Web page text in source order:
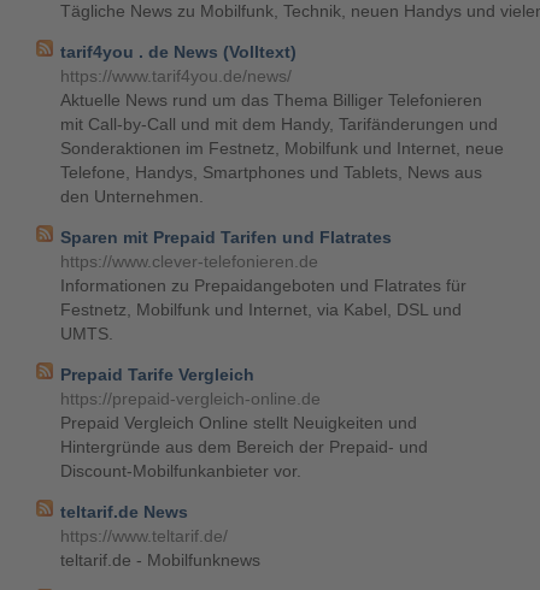
Tägliche News zu Mobilfunk, Technik, neuen Handys und
tarif4you . de News (Volltext)
https://www.tarif4you.de/news/
Aktuelle News rund um das Thema Billiger Telefonieren
mit Call-by-Call und mit dem Handy, Tarifänderungen und
Sonderaktionen im Festnetz, Mobilfunk und Internet, neue
Telefone, Handys, Smartphones und Tablets, News aus
den Unternehmen.
Sparen mit Prepaid Tarifen und Flatrates
https://www.clever-telefonieren.de
Informationen zu Prepaidangeboten und Flatrates für
Festnetz, Mobilfunk und Internet, via Kabel, DSL und
UMTS.
Prepaid Tarife Vergleich
https://prepaid-vergleich-online.de
Prepaid Vergleich Online stellt Neuigkeiten und
Hintergründe aus dem Bereich der Prepaid- und
Discount-Mobilfunkanbieter vor.
teltarif.de News
https://www.teltarif.de/
teltarif.de - Mobilfunknews